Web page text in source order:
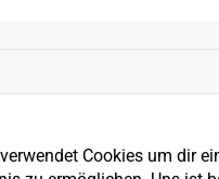
Cookies um dir